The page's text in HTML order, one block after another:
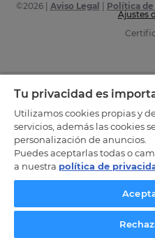
©2026| Aviso Legal Política
Ajustes
Tu privacidad es
Utilizamos cookies propias y
servicios, además las cookies
personalización de anuncios.
Puedes aceptarlas todas o
a nuestra política de